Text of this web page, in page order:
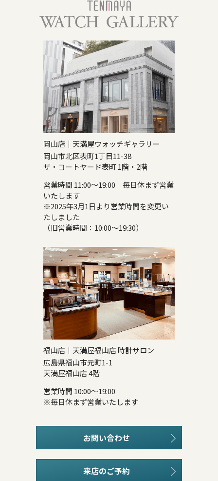
岡山店｜天満屋ウォッチギャラリー
岡山市北区表町1丁目11-38
ザ・コートヤード表町 1階・2階
営業時間 11:00～19:00 毎日休まず営業
いたします
※2025年3月1日より営業時間を変更い
たしました
（旧営業時間：10:00～19:30）
福山店｜天満屋福山店 時計サロン
広島県福山市元町1-1
天満屋福山店 4階
営業時間 10:00～19:00
※毎日休まず営業いたします
お問い合わせ
来店のご予約